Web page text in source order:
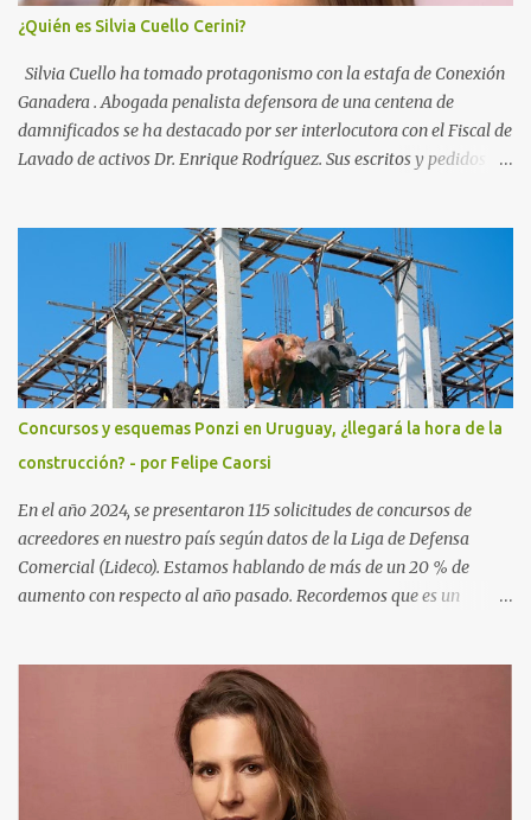
¿Quién es Silvia Cuello Cerini?
Silvia Cuello ha tomado protagonismo con la estafa de Conexión
Ganadera . Abogada penalista defensora de una centena de
damnificados se ha destacado por ser interlocutora con el Fiscal de
Lavado de activos Dr. Enrique Rodríguez. Sus escritos y pedidos
esposas. Nacida en Vergara, departamento de Treinta y Tres, ha
hecho la carrera de policia y la de Doctora en Derecho y Ciencias
Sociales para especializarse en Derecho Penal. Ha defendido y
representado clientes de varios países, especialmente Sudamérica
y Europa. Es socia del Dr. Enrique Moller, ex Fiscal y hoy
Presidente de la Asociación de Abogados Penalistas. Moller al igual
que la Dra Silvia Cuello vienen bregando desde hace tiempo por un
cambio del código del proceso penal, el actual lleva ya 16 cambios
y no ofrece garantías. Ha trabajado junto al Secretario General de
la OEA para mejorar las con...
Concursos y esquemas Ponzi en Uruguay, ¿llegará la hora de la
construcción? - por Felipe Caorsi
En el año 2024, se presentaron 115 solicitudes de concursos de
acreedores en nuestro país según datos de la Liga de Defensa
Comercial (Lideco). Estamos hablando de más de un 20 % de
aumento con respecto al año pasado. Recordemos que es un
particular frente a sus acreedores. Existe dos formas de llegar a un
concurso, pedido por el deudor que se conoce como concurso
voluntario, y el pedido por los acreedores que se llama concurso
necesario. Durante el concurso un síndico designado por la justicia
busca los activos del deudor y negocia una salida a la situación de